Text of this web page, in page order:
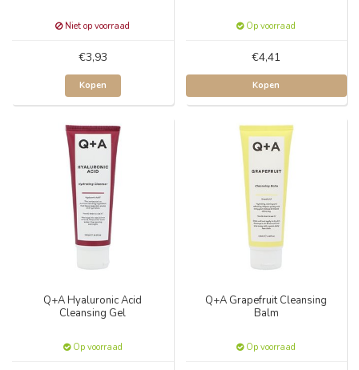
Niet op voorraad
€3,93
Kopen
Op voorraad
€4,41
Kopen
Q+A Hyaluronic Acid
Cleansing Gel
Op voorraad
Q+A Grapefruit Cleansing
Balm
Op voorraad